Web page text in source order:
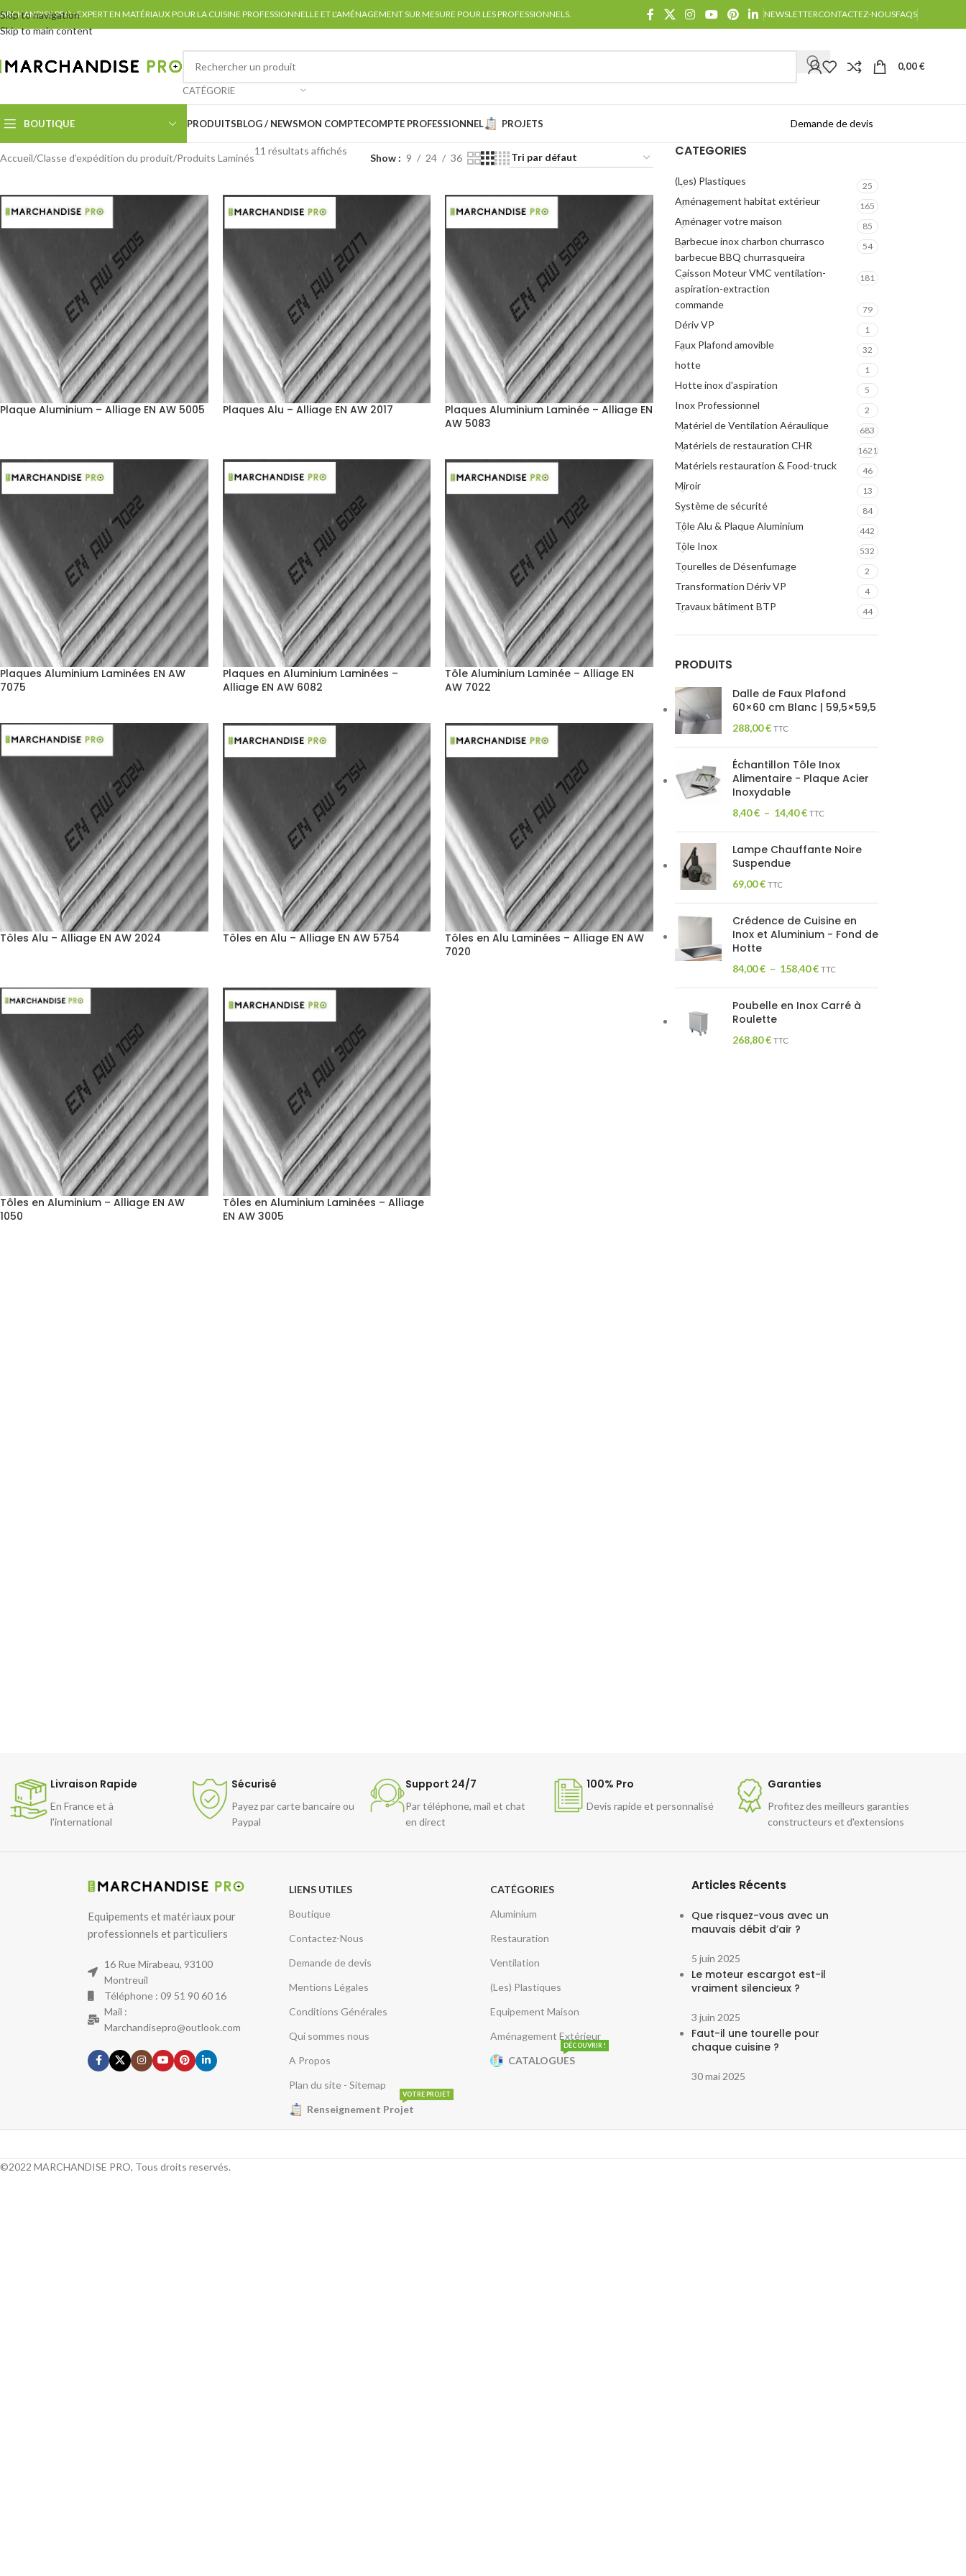
Skip to navigation
Skip to main content
PRO : EXPERT EN MATÉRIAUX POUR LA CUISINE PROFESSIONNELLE ET L'AMÉNAGEMENT SUR MESURE POUR LES PROFESSIONNELS. NEWSLETTERCONTACTEZ-NOUSFAQS
CATÉGORIE
0,00€
BOUTIQUE PRODUITSBLOG / NEWSMON COMPTECOMPTE PROFESSIONNEL PROJETS Demande de devis
Accueil Classe d’expédition du produit Produits Laminés
11 résultats affichés
Show 9 24 36
Plaque Aluminium – Alliage EN AW 5005 Plaques Alu – Alliage EN AW 2017
Plaques Aluminium Laminée – Alliage EN
AW 5083
Plaques Aluminium Laminées EN AW
7075
Plaques en Aluminium Laminées –
Alliage EN AW 6082
Tôle Aluminium Laminée – Alliage EN
AW 7022
Tôles Alu – Alliage EN AW 2024 Tôles en Alu – Alliage EN AW 5754
Tôles en Alu Laminées – Alliage EN AW
7020
Tôles en Aluminium – Alliage EN AW
1050
Tôles en Aluminium Laminées – Alliage
EN AW 3005
CATEGORIES
(Les) Plastiques 25
Aménagement habitat extérieur 165
Aménager votre maison 85
Barbecue inox charbon churrasco
barbecue BBQ churrasqueira
54
Caisson Moteur VMC ventilation-
aspiration-extraction
181
commande 79
Dériv VP 1
Faux Plafond amovible 32
hotte 1
Hotte inox d'aspiration 5
Inox Professionnel 2
Matériel de Ventilation Aéraulique 683
Matériels de restauration CHR 1621
Matériels restauration & Food-truck 46
Miroir 13
Système de sécurité 84
Tôle Alu & Plaque Aluminium 442
Tôle Inox 532
Tourelles de Désenfumage 2
Transformation Dériv VP 4
Travaux bâtiment BTP 44
PRODUITS
Dalle de Faux Plafond
60×60 cm Blanc | 59,5×59,5
288,00€ TTC
Échantillon Tôle Inox
Alimentaire - Plaque Acier
Inoxydable
8,40€ – 14,40€ TTC
Lampe Chauffante Noire
Suspendue
69,00€ TTC
Crédence de Cuisine en
Inox et Aluminium - Fond de
Hotte
84,00€ – 158,40€ TTC
Poubelle en Inox Carré à
Roulette
268,80€ TTC
Livraison Rapide
En France et à
l'international
Sécurisé
Payez par carte bancaire ou
Paypal
Support 24/7
Par téléphone, mail et chat
en direct
100% Pro
Devis rapide et personnalisé
Garanties
Profitez des meilleurs garanties
constructeurs et d'extensions
Equipements et matériaux pour
professionnels et particuliers
16 Rue Mirabeau, 93100
Montreuil
Téléphone : 09 51 90 60 16
Mail :
Marchandisepro@outlook.com
LIENS UTILES
Boutique
Contactez-Nous
Demande de devis
Mentions Légales
Conditions Générales
Qui sommes nous
A Propos
Plan du site - Sitemap
Renseignement Projet
VOTRE PROJET
CATÉGORIES
Aluminium
Restauration
Ventilation
(Les) Plastiques
Equipement Maison
Aménagement Extérieur
CATALOGUES
DÉCOUVRIR !
Articles Récents
Que risquez-vous avec un
mauvais débit d’air ?
5 juin 2025
Le moteur escargot est-il
vraiment silencieux ?
3 juin 2025
Faut-il une tourelle pour
chaque cuisine ?
30 mai 2025
©2022 MARCHANDISE PRO, Tous droits reservés.